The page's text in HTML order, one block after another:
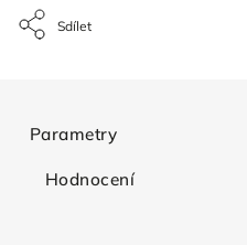
Sdílet
Parametry
Hodnocení